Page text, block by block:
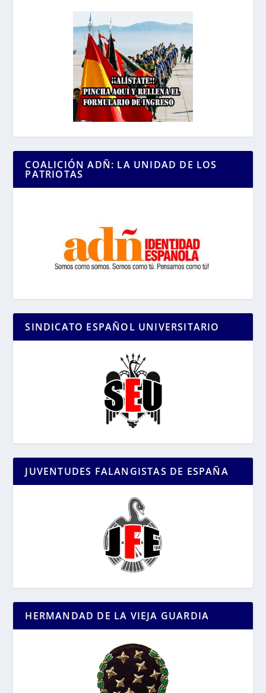
COALICIÓN ADÑ: LA UNIDAD DE LOS
PATRIOTAS
SINDICATO ESPAÑOL UNIVERSITARIO
JUVENTUDES FALANGISTAS DE ESPAÑA
HERMANDAD DE LA VIEJA GUARDIA